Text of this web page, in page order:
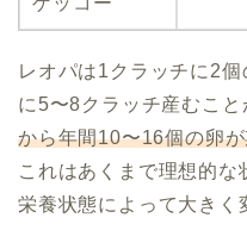
レオパは1クラッチに2
に5〜8クラッチ産むこ
から年間10〜16個の卵
これはあくまで理想的な
栄養状態によって大きく